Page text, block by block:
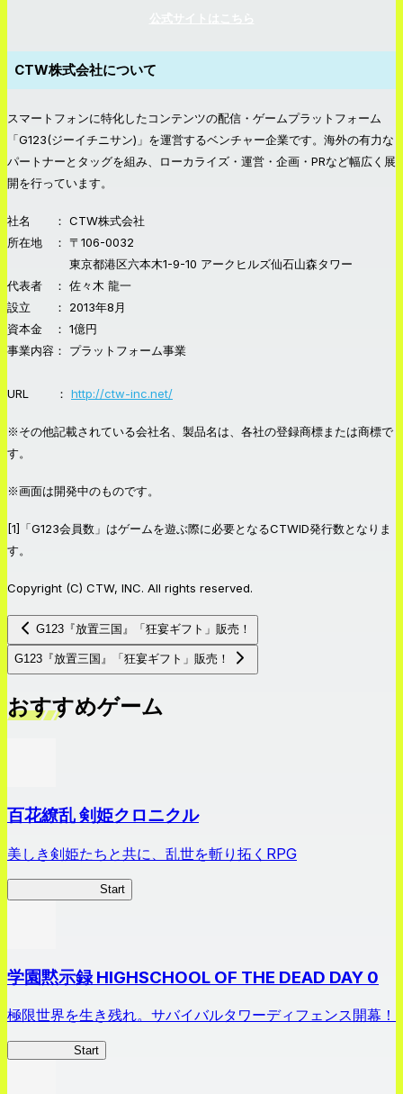
CTW株式会社について
スマートフォンに特化したコンテンツの配信・ゲームプラットフォーム
「G123(ジーイチニサン)」を運営するベンチャー企業です。海外の有力な
パートナーとタッグを組み、ローカライズ・運営・企画・PRなど幅広く展
開を行っています。
社名 ： CTW株式会社
所在地 ： 〒106-0032
東京都港区六本木1-9-10 アークヒルズ仙石山森タワー
代表者 ： 佐々木 龍一
設立 ： 2013年8月
資本金 ： 1億円
事業内容： プラットフォーム事業
URL ： http://ctw-inc.net/
※その他記載されている会社名、製品名は、各社の登録商標または商標で
す。
※画面は開発中のものです。
[1]「G123会員数」はゲームを遊ぶ際に必要となるCTWID発行数となりま
す。
Copyright (C) CTW, INC. All rights reserved.
G123『放置三国』「狂宴ギフト」販売！
G123『放置三国』「狂宴ギフト」販売！
おすすめゲーム
百花繚乱 剣姫クロニクル
美しき剣姫たちと共に、乱世を斬り拓くRPG
Start
学園黙示録 HIGHSCHOOL OF THE DEAD DAY 0
極限世界を生き残れ。サバイバルタワーディフェンス開幕！
Start